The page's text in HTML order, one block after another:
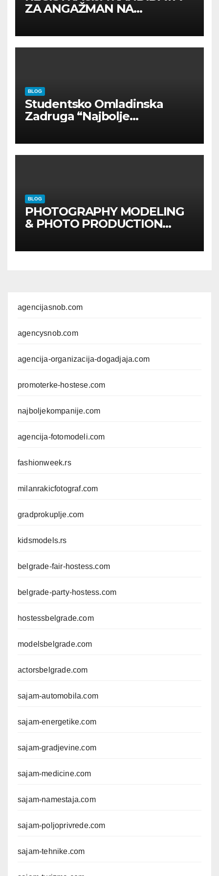
ZA ANGAŽMAN NA
BLOG
Studentsko Omladinska
Zadruga “Najbolje
BLOG
PHOTOGRAPHY MODELING
& PHOTO PRODUCTION
kroz foto modele,
agencijasnob.com
agencysnob.com
agencija-organizacija-dogadjaja.com
promoterke-hostese.com
najboljekompanije.com
agencija-fotomodeli.com
fashionweek.rs
milanrakicfotograf.com
gradprokuplje.com
kidsmodels.rs
belgrade-fair-hostess.com
belgrade-party-hostess.com
hostessbelgrade.com
modelsbelgrade.com
actorsbelgrade.com
sajam-automobila.com
sajam-energetike.com
sajam-gradjevine.com
sajam-medicine.com
sajam-namestaja.com
sajam-poljoprivrede.com
sajam-tehnike.com